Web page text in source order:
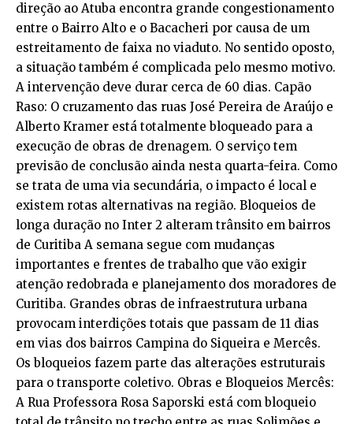
direção ao Atuba encontra grande congestionamento
entre o Bairro Alto e o Bacacheri por causa de um
estreitamento de faixa no viaduto. No sentido oposto,
a situação também é complicada pelo mesmo motivo.
A intervenção deve durar cerca de 60 dias. Capão
Raso: O cruzamento das ruas José Pereira de Araújo e
Alberto Kramer está totalmente bloqueado para a
execução de obras de drenagem. O serviço tem
previsão de conclusão ainda nesta quarta-feira. Como
se trata de uma via secundária, o impacto é local e
existem rotas alternativas na região. Bloqueios de
longa duração no Inter 2 alteram trânsito em bairros
de Curitiba A semana segue com mudanças
importantes e frentes de trabalho que vão exigir
atenção redobrada e planejamento dos moradores de
Curitiba. Grandes obras de infraestrutura urbana
provocam interdições totais que passam de 11 dias
em vias dos bairros Campina do Siqueira e Mercês.
Os bloqueios fazem parte das alterações estruturais
para o transporte coletivo. Obras e Bloqueios Mercês:
A Rua Professora Rosa Saporski está com bloqueio